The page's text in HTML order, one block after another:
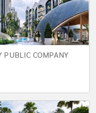
PUBLIC COMPANY